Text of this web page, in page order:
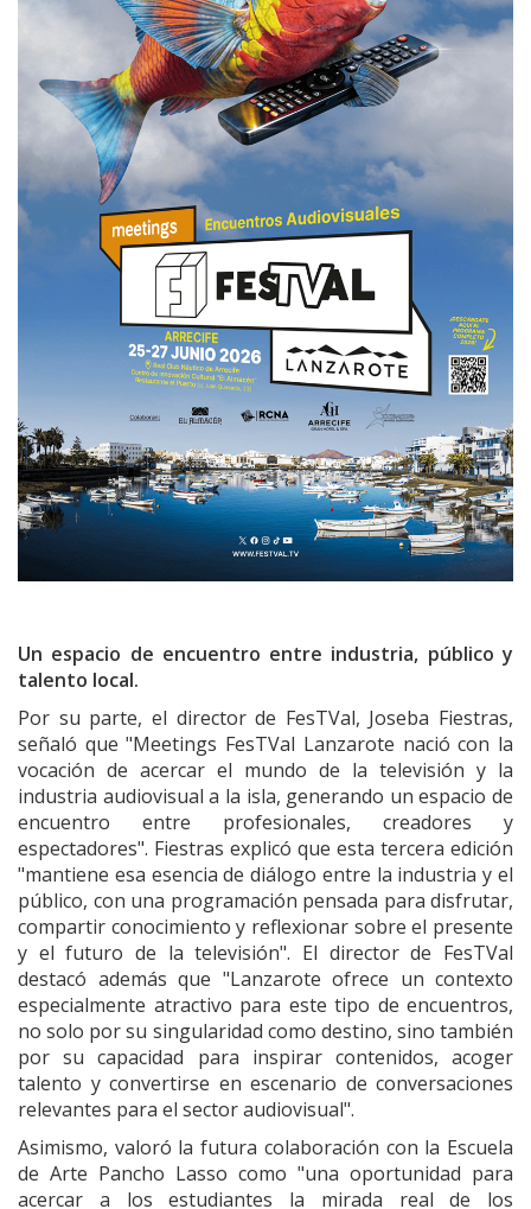
Un espacio de encuentro entre industria, público y
talento local.
Por su parte, el director de FesTVal, Joseba Fiestras,
señaló que "Meetings FesTVal Lanzarote nació con la
vocación de acercar el mundo de la televisión y la
industria audiovisual a la isla, generando un espacio de
encuentro entre profesionales, creadores y
espectadores". Fiestras explicó que esta tercera edición
"mantiene esa esencia de diálogo entre la industria y el
público, con una programación pensada para disfrutar,
compartir conocimiento y reflexionar sobre el presente
y el futuro de la televisión". El director de FesTVal
destacó además que "Lanzarote ofrece un contexto
especialmente atractivo para este tipo de encuentros,
no solo por su singularidad como destino, sino también
por su capacidad para inspirar contenidos, acoger
talento y convertirse en escenario de conversaciones
relevantes para el sector audiovisual".
Asimismo, valoró la futura colaboración con la Escuela
de Arte Pancho Lasso como "una oportunidad para
acercar a los estudiantes la mirada real de los